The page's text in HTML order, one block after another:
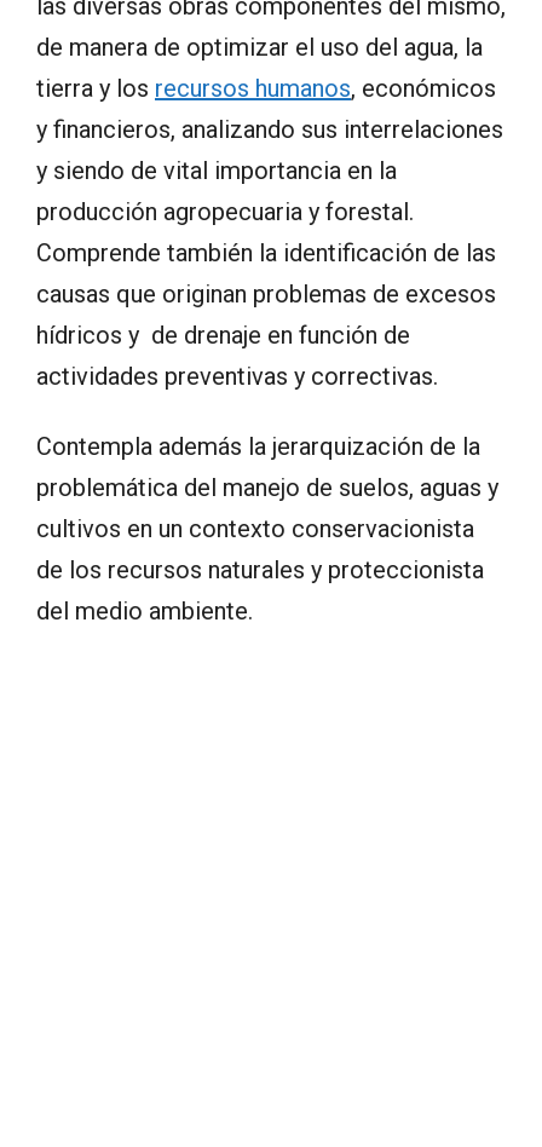
las diversas obras componentes del mismo,
de manera de optimizar el uso del agua, la
tierra y los recursos humanos, económicos
y financieros, analizando sus interrelaciones
y siendo de vital importancia en la
producción agropecuaria y forestal.
Comprende también la identificación de las
causas que originan problemas de excesos
hídricos y de drenaje en función de
actividades preventivas y correctivas.
Contempla además la jerarquización de la
problemática del manejo de suelos, aguas y
cultivos en un contexto conservacionista
de los recursos naturales y proteccionista
del medio ambiente.